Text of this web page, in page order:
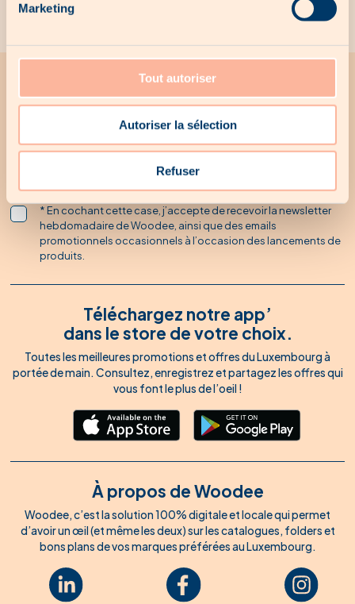
Marketing
Tout autoriser
Autoriser la sélection
Refuser
Toute l'actualité Woodee
Recevez par mail toutes les promotions Woodee
* En cochant cette case, j’accepte de recevoir la newsletter
hebdomadaire de Woodee, ainsi que des emails
promotionnels occasionnels à l’occasion des lancements de
produits.
Téléchargez notre app’
dans le store de votre choix.
Toutes les meilleures promotions et offres du Luxembourg à
portée de main. Consultez, enregistrez et partagez les offres qui
vous font le plus de l’oeil !
À propos de Woodee
Woodee, c’est la solution 100% digitale et locale qui permet
d’avoir un œil (et même les deux) sur les catalogues, folders et
bons plans de vos marques préférées au Luxembourg.